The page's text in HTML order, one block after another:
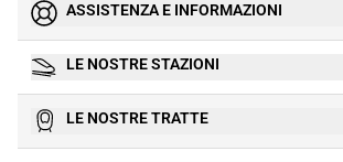
ASSISTENZA E INFORMAZIONI
LE NOSTRE STAZIONI
LE NOSTRE TRATTE